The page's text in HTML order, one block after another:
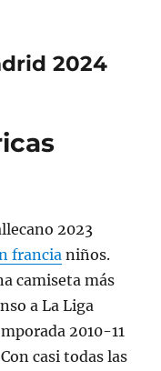
2024
2023
francia niños.
camiseta más
a La Liga
2010-11
casi todas las